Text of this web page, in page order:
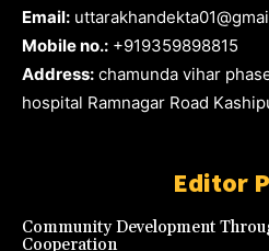
Email:
Mobile no.: +919359898815
Address: chamunda vihar
hospital Ramnagar Road
Editor
Community Development
Cooperation